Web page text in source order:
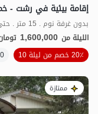
إقامة بيئية في رشت -
بدون غرفة نوم . 15 متر . حتى 4 ضيف
الليلة من 1,600,000
20٪ خصم من ليلة 10
50+
ممتازة